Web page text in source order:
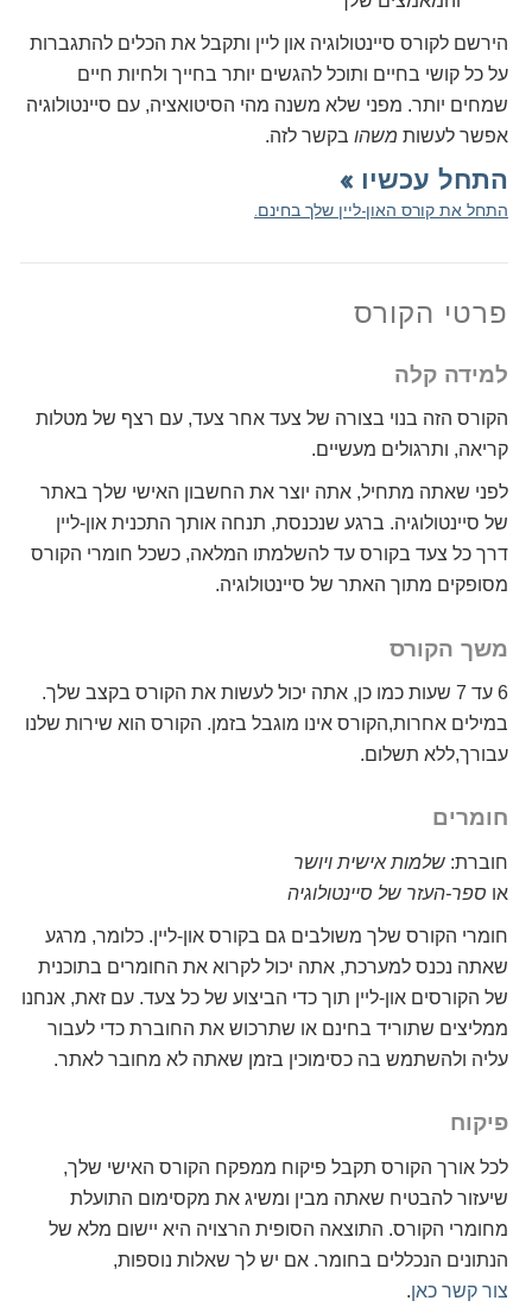
הירשם לקורס סיינטולוגיה און ליין ותקבל את הכלים להתגברות
על כל קושי בחיים ותוכל להגשים יותר בחייך ולחיות חיים
שמחים יותר. מפני שלא משנה מהי הסיטואציה, עם סיינטולוגיה
אפשר לעשות משהו בקשר לזה.
התחל עכשיו »
התחל את קורס האון-ליין שלך בחינם.
פרטי הקורס
למידה קלה
הקורס הזה בנוי בצורה של צעד אחר צעד, עם רצף של מטלות
קריאה, ותרגולים מעשיים.
לפני שאתה מתחיל, אתה יוצר את החשבון האישי שלך באתר
של סיינטולוגיה. ברגע שנכנסת, תנחה אותך התכנית און-ליין
דרך כל צעד בקורס עד להשלמתו המלאה, כשכל חומרי הקורס
מסופקים מתוך האתר של סיינטולוגיה.
משך הקורס
6 עד 7 שעות כמו כן, אתה יכול לעשות את הקורס בקצב שלך.
במילים אחרות,הקורס אינו מוגבל בזמן. הקורס הוא שירות שלנו
עבורך,ללא תשלום.
חומרים
חוברת: שלמות אישית ויושר
או ספר-העזר של סיינטולוגיה
חומרי הקורס שלך משולבים גם בקורס און-ליין. כלומר, מרגע
שאתה נכנס למערכת, אתה יכול לקרוא את החומרים בתוכנית
של הקורסים און-ליין תוך כדי הביצוע של כל צעד. עם זאת, אנחנו
ממליצים שתוריד בחינם או שתרכוש את החוברת כדי לעבור
עליה ולהשתמש בה כסימוכין בזמן שאתה לא מחובר לאתר.
פיקוח
לכל אורך הקורס תקבל פיקוח ממפקח הקורס האישי שלך,
שיעזור להבטיח שאתה מבין ומשיג את מקסימום התועלת
מחומרי הקורס. התוצאה הסופית הרצויה היא יישום מלא של
הנתונים הנכללים בחומר. אם יש לך שאלות נוספות,
צור קשר כאן.